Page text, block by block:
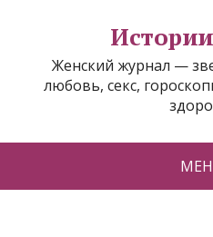
Женский журнал —
любовь, секс,